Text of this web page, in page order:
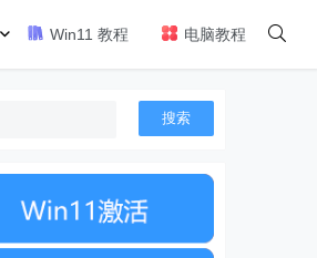
Win11 教程 电脑教程
搜索